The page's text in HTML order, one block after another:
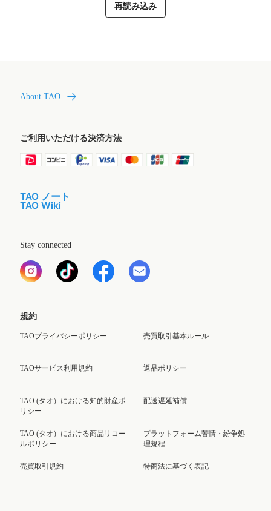
再読み込み
About TAO
ご利用いただける決済方法
TAO ノート
TAO Wiki
Stay connected
規約
TAOプライバシーポリシー
TAOサービス利用規約
TAO (タオ）における知的財産ポ
リシー
TAO (タオ）における商品リコー
ルポリシー
売買取引規約
売買取引基本ルール
返品ポリシー
配送遅延補償
プラットフォーム苦情・紛争処
理規程
特商法に基づく表記